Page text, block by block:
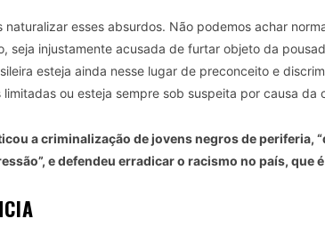
naturalizar esses absurdos. Não podemos achar
seja injustamente acusada de furtar objeto da
esteja ainda nesse lugar de preconceito e
ou esteja sempre sob suspeita por causa da
a criminalização de jovens negros de periferia,
e defendeu erradicar o racismo no país, que